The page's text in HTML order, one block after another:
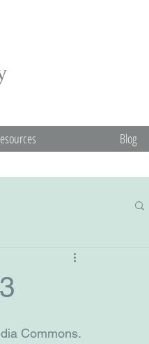
Blog
Commons.